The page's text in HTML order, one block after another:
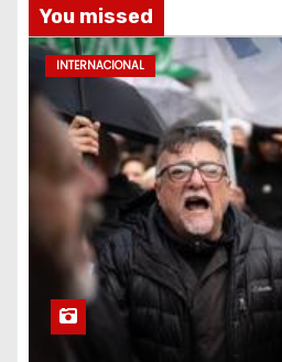
You missed
INTERNACIONAL